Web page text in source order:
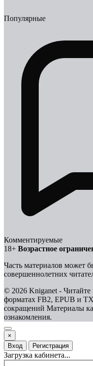
Популярные
Комментируемые
18+ Возрастное
Часть материалов может
совершеннолетних
© 2026 Kniganet - Читайте
форматах FB2, EPUB и
сокращений Материалы
ознакомления.
×
Вход
Регистрация
Загрузка кабинета...